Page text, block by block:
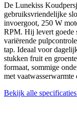
De Lunekiss
gebruiksvriendelijke
invoergoot, 250 W
RPM. Hij levert goede
variërende
tap. Ideaal voor
stukken fruit en
formaat, sommige
met
Bekijk alle